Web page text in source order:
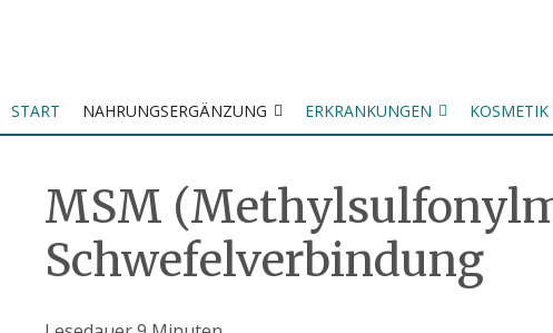
START NAHRUNGSERGÄNZUNG ERKRANKUNGEN KOSMETIK
MSM
Schwefelverbindung